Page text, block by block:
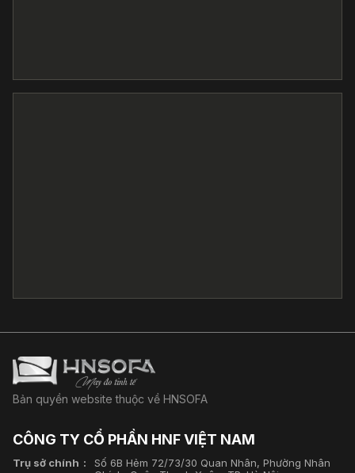
Bản quyền website thuộc về HNSOFA
CÔNG TY CỔ PHẦN HNF VIỆT NAM
Trụ sở chính
Số 6B Hẻm 72/73/30 Quan Nhân, Phường Nhân